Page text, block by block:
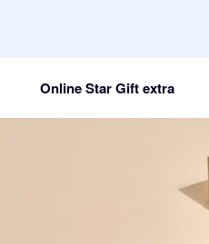
Online Star Gift extra